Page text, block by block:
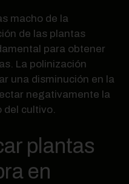
macho de la
de las plantas
para obtener
La polinización
una disminución en la
negativamente la
del cultivo.
plantas
en